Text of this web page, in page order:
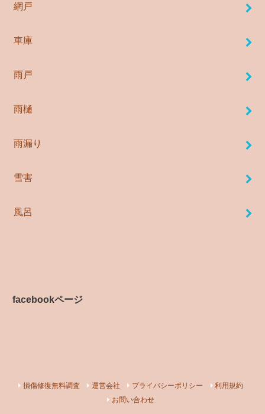
網戸
車庫
雨戸
雨樋
雨漏り
雪害
風呂
facebookページ
損傷修復無料調査 運営会社 プライバシーポリシー
利用規約
お問い合わせ